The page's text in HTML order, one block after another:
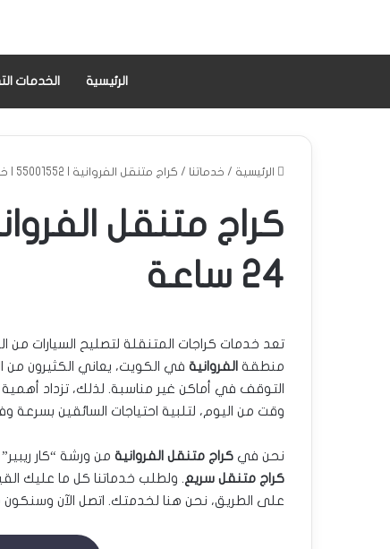
الرئيسية الخدمات
الرئيسية / خدماتنا / كراج متنقل الفروانية | 55001552 | خدمة 24 ساعة
24 ساعة
تعد خدمات كراجات المتنقلة لتصليح السيارات من
منطقة الفروانية في الكويت، يعاني الكثيرون من
التوقف في أماكن غير مناسبة. لذلك، تزداد أهمية
وقت من اليوم، لتلبية احتياجات السائقين بسرعة
نحن في كراج متنقل الفروانية من ورشة “كار ريبير”
كراج متنقل سريع. ولطلب خدماتنا كل ما عليك
على الطريق، نحن هنا لخدمتك. اتصل الآن